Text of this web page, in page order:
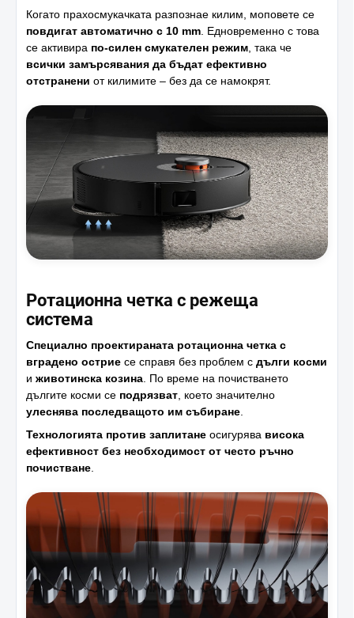
Когато прахосмукачката разпознае килим, моповете се
повдигат автоматично с 10 mm. Едновременно с това
се активира по-силен смукателен режим, така че
всички замърсявания да бъдат ефективно
отстранени от килимите – без да се намокрят.
Ротационна четка с режеща
система
Специално проектираната ротационна четка с
вградено острие се справя без проблем с дълги косми
и животинска козина . По време на почистването
дългите косми се подрязват , което значително
улеснява последващото им събиране
Технологията против заплитане осигурява висока
ефективност без необходимост от често ръчно
почистване